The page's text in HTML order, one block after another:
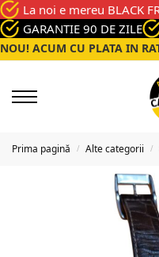
La noi e mereu BLACK
GARANTIE 90 DE ZILE
NOU! ACUM CU PLATA IN
Prima pagină / Alte categorii /